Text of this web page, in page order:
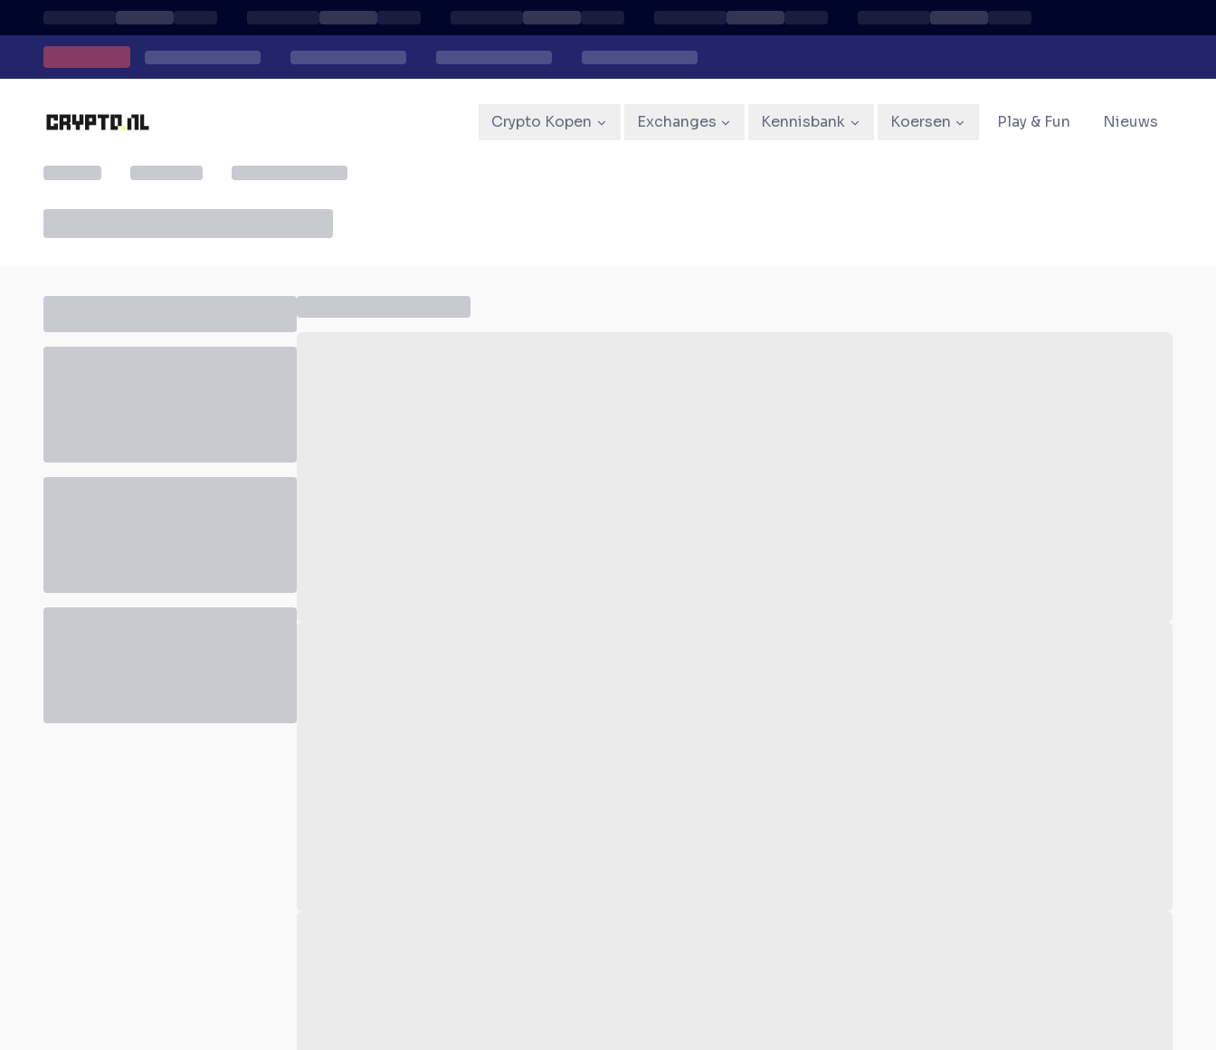
Crypto Kopen Exchanges Kennisbank Koersen Play & Fun Nieuws